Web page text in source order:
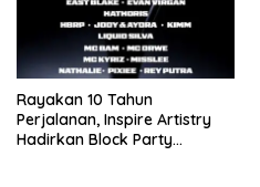
Rayakan 10 Tahun
Perjalanan, Inspire Artistry
Hadirkan Block Party